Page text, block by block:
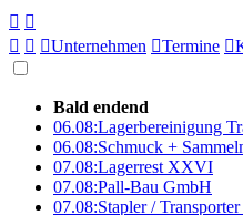
 
  Unternehmen Termine 
Bald endend
06.08:Lagerbereinigung
06.08:Schmuck +
07.08:Lagerrest XXVI
07.08:Pall-Bau GmbH
07.08:Stapler /